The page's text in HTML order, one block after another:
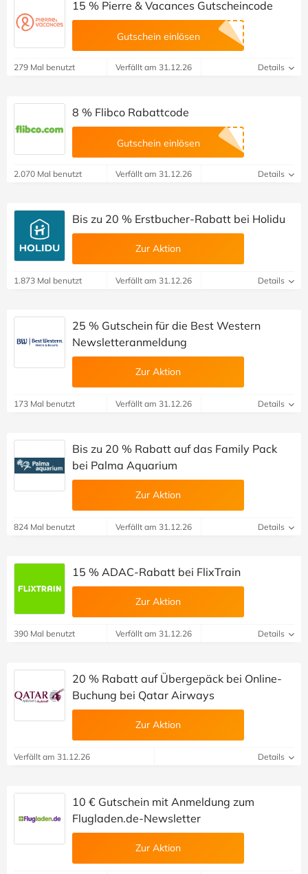
15 % Pierre & Vacances Gutscheincode
Gutschein einlösen
279 Mal benutzt Verfällt am 31.12.26 Details
8 % Flibco Rabattcode
Gutschein einlösen
2.070 Mal benutzt Verfällt am 31.12.26 Details
Bis zu 20 % Erstbucher-Rabatt bei Holidu
Zur Aktion
1.873 Mal benutzt Verfällt am 31.12.26 Details
25 % Gutschein für die Best Western
Newsletteranmeldung
Zur Aktion
173 Mal benutzt Verfällt am 31.12.26 Details
Bis zu 20 % Rabatt auf das Family Pack
bei Palma Aquarium
Zur Aktion
824 Mal benutzt Verfällt am 31.12.26 Details
15 % ADAC-Rabatt bei FlixTrain
Zur Aktion
390 Mal benutzt Verfällt am 31.12.26 Details
20 % Rabatt auf Übergepäck bei Online-
Buchung bei Qatar Airways
Zur Aktion
Verfällt am 31.12.26 Details
10 € Gutschein mit Anmeldung zum
Flugladen.de-Newsletter
Zur Aktion